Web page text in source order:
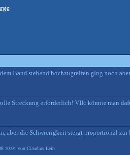
Band stehend hochzugreifen ging noch
Streckung erforderlich! VIIc könnte man
aber die Schwierigkeit steigt proportional zur
10:01 von Claudius Lein